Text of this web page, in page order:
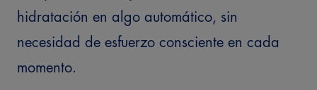
hidratación en algo automático, sin
necesidad de esfuerzo consciente en cada
momento.